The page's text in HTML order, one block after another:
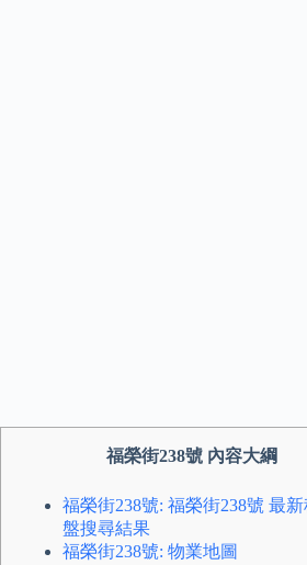
福榮街238號 內容大綱
福榮街238號: 福榮街238號 最
盤搜尋結果
福榮街238號: 物業地圖